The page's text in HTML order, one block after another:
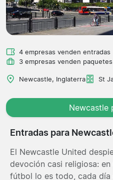
4 empresas venden entradas
3 empresas venden paquetes
Newcastle, Inglaterra St
Newcastle
Entradas para
El Newcastle United
devoción casi religiosa:
fútbol lo es todo, cada